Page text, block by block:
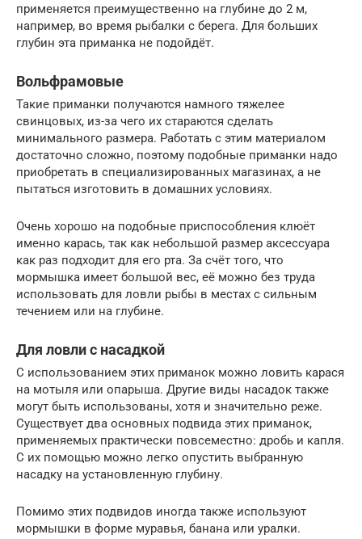
применяется преимущественно на глубине до 2 м,
например, во время рыбалки с берега. Для больших
глубин эта приманка не подойдёт.
Вольфрамовые
Такие приманки получаются намного тяжелее
свинцовых, из-за чего их стараются сделать
минимального размера. Работать с этим материалом
достаточно сложно, поэтому подобные приманки надо
приобретать в специализированных магазинах, а не
пытаться изготовить в домашних условиях.
Очень хорошо на подобные приспособления клюёт
именно карась, так как небольшой размер аксессуара
как раз подходит для его рта. За счёт того, что
мормышка имеет большой вес, её можно без труда
использовать для ловли рыбы в местах с сильным
течением или на глубине.
Для ловли с насадкой
С использованием этих приманок можно ловить карася
на мотыля или опарыша. Другие виды насадок также
могут быть использованы, хотя и значительно реже.
Существует два основных подвида этих приманок,
применяемых практически повсеместно: дробь и капля.
С их помощью можно легко опустить выбранную
насадку на установленную глубину.
Помимо этих подвидов иногда также используют
мормышки в форме муравья, банана или уралки.